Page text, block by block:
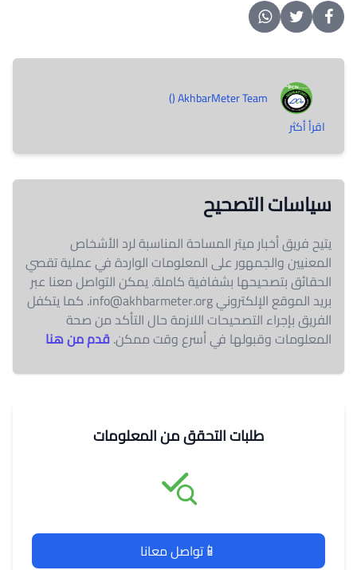
AkhbarMeter Team ()
اقرأ أكثر
سياسات التصحيح
يتيح فريق أخبار ميتر المساحة المناسبة لرد الأشخاص
المعنيين والجمهور على المعلومات الواردة في عملية تقصي
الحقائق بتصحيحها بشفافية كاملة. يمكن التواصل معنا عبر
بريد الموقع الإلكترونيinfo@akhbarmeter.org. كما يتكفل
الفريق بإجراء التصحيحات اللازمة حال التأكد من صحة
المعلومات وقبولها في أسرع وقت ممكن.قدم من هنا
طلبات التحقق من المعلومات
📱تواصل معانا